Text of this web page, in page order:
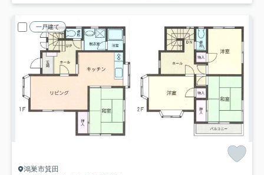
一戸建て
鴻巣市箕田